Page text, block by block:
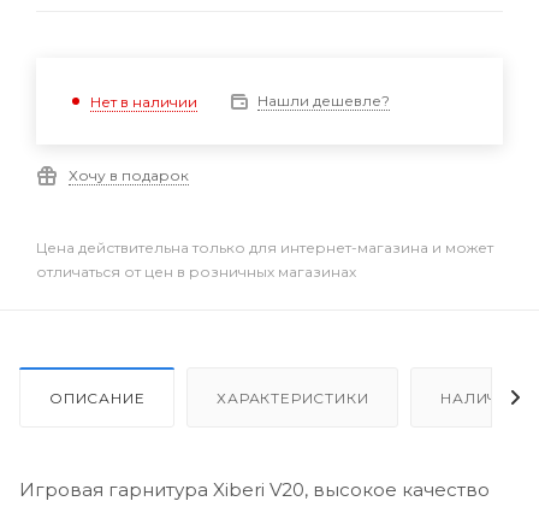
Нет в наличии Нашли дешевле?
Хочу в подарок
Цена действительна только для интернет-магазина и может
отличаться от цен в розничных магазинах
ОПИСАНИЕ ХАРАКТЕРИСТИКИ НАЛИЧИЕ
Игровая гарнитура Xiberi V20, высокое качество